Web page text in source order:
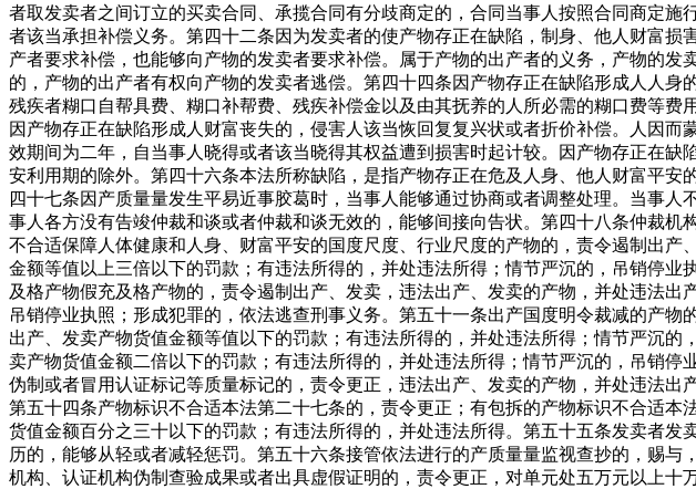
者取发卖者之间订立的买卖合同、承揽合同有分歧商定的，合同当事人按照合同商定
者该当承担补偿义务。第四十二条因为发卖者的使产物存正在缺陷，制身、他人财富
产者要求补偿，也能够向产物的发卖者要求补偿。属于产物的出产者的义务，产物的
的，产物的出产者有权向产物的发卖者逃偿。第四十四条因产物存正在缺陷形成人人
残疾者糊口自帮具费、糊口补帮费、残疾补偿金以及由其抚养的人所必需的糊口费等
因产物存正在缺陷形成人财富丧失的，侵害人该当恢回复复兴状或者折价补偿。人因
效期间为二年，自当事人晓得或者该当晓得其权益遭到损害时起计较。因产物存正在
安利用期的除外。第四十六条本法所称缺陷，是指产物存正在危及人身、他人财富平
四十七条因产质量量发生平易近事胶葛时，当事人能够通过协商或者调整处理。当事
事人各方没有告竣仲裁和谈或者仲裁和谈无效的，能够间接向告状。第四十八条仲裁
不合适保障人体健康和人身、财富平安的国度尺度、行业尺度的产物的，责令遏制出
金额等值以上三倍以下的罚款；有违法所得的，并处违法所得；情节严沉的，吊销停
及格产物假充及格产物的，责令遏制出产、发卖，违法出产、发卖的产物，并处违法
吊销停业执照；形成犯罪的，依法逃查刑事义务。第五十一条出产国度明令裁减的产
出产、发卖产物货值金额等值以下的罚款；有违法所得的，并处违法所得；情节严沉
卖产物货值金额二倍以下的罚款；有违法所得的，并处违法所得；情节严沉的，吊销
伪制或者冒用认证标记等质量标记的，责令更正，违法出产、发卖的产物，并处违法
第五十四条产物标识不合适本法第二十七条的，责令更正；有包拆的产物标识不合适
货值金额百分之三十以下的罚款；有违法所得的，并处违法所得。第五十五条发卖者
历的，能够从轻或者减轻惩罚。第五十六条接管依法进行的产质量量监视查抄的，赐
机构、认证机构伪制查验成果或者出具虚假证明的，责令更正，对单元处五万元以上